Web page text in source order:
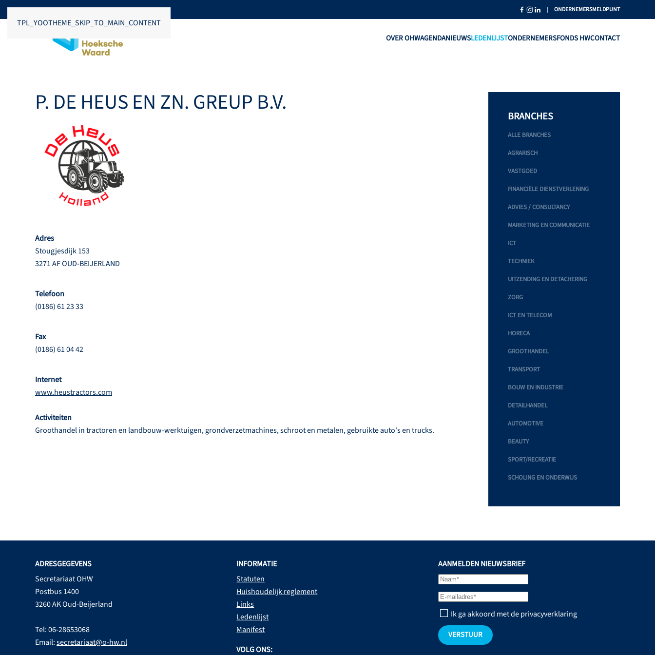
TPL_YOOTHEME_SKIP_TO_MAIN_CONTENT
| ONDERNEMERSMELDPUNT
OVER OHWAGENDANIEUWSLEDENLIJSTONDERNEMERSFONDS HWCONTACT
P. DE HEUS EN ZN. GREUP B.V.
Adres
Stougjesdijk 153
3271 AF OUD-BEIJERLAND
Telefoon
(0186) 61 23 33
Fax
(0186) 61 04 42
Internet
www.heustractors.com
Activiteiten
Groothandel in tractoren en landbouw-werktuigen, grondverzetmachines, schroot en metalen, gebruikte auto's en trucks.
BRANCHES
ALLE BRANCHES
AGRARISCH
VASTGOED
FINANCIËLE DIENSTVERLENING
ADVIES / CONSULTANCY
MARKETING EN COMMUNICATIE
ICT
TECHNIEK
UITZENDING EN DETACHERING
ZORG
ICT EN TELECOM
HORECA
GROOTHANDEL
TRANSPORT
BOUW EN INDUSTRIE
DETAILHANDEL
AUTOMOTIVE
BEAUTY
SPORT/RECREATIE
SCHOLING EN ONDERWIJS
ADRESGEGEVENS
Secretariaat OHW
Postbus 1400
3260 AK Oud-Beijerland
Tel: 06-28653068
Email:secretariaat@o-hw.nl
INFORMATIE
Statuten
Huishoudelijk reglement
Links
Ledenlijst
Manifest
VOLG ONS:
AANMELDEN NIEUWSBRIEF
Ik ga akkoord met de privacyverklaring
VERSTUUR